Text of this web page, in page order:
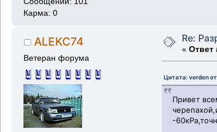
Карма: 0
ALEKC74
Ветеран форума
Re:
« Ответ
Цитата: verden
Привет
-